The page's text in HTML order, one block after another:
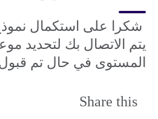
شكرا على استكمال
يتم الاتصال بك لتحديد
المستوى في حال تم
Share this